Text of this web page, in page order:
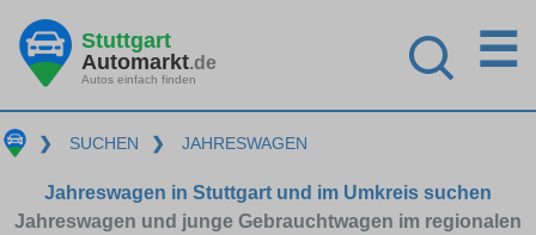
Stuttgart
Automarkt.de
Autos einfach finden
☰
❯ SUCHEN ❯ JAHRESWAGEN
Jahreswagen in Stuttgart und im Umkreis suchen
Jahreswagen und junge Gebrauchtwagen im regionalen